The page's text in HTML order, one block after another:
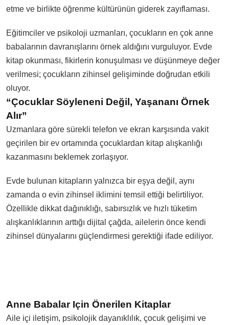
etme ve birlikte öğrenme kültürünün giderek zayıflaması.
Eğitimciler ve psikoloji uzmanları, çocukların en çok anne
babalarının davranışlarını örnek aldığını vurguluyor. Evde
kitap okunması, fikirlerin konuşulması ve düşünmeye değer
verilmesi; çocukların zihinsel gelişiminde doğrudan etkili
oluyor.
“Çocuklar Söyleneni Değil, Yaşananı Örnek
Alır”
Uzmanlara göre sürekli telefon ve ekran karşısında vakit
geçirilen bir ev ortamında çocuklardan kitap alışkanlığı
kazanmasını beklemek zorlaşıyor.
Evde bulunan kitapların yalnızca bir eşya değil, aynı
zamanda o evin zihinsel iklimini temsil ettiği belirtiliyor.
Özellikle dikkat dağınıklığı, sabırsızlık ve hızlı tüketim
alışkanlıklarının arttığı dijital çağda, ailelerin önce kendi
zihinsel dünyalarını güçlendirmesi gerektiği ifade ediliyor.
Anne Babalar Için Önerilen Kitaplar
Aile içi iletişim, psikolojik dayanıklılık, çocuk gelişimi ve